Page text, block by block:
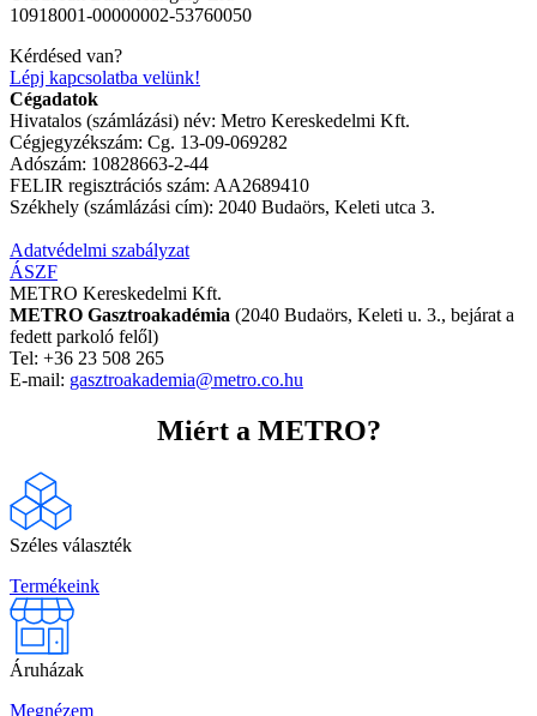
10918001-00000002-53760050
Kérdésed van?
Lépj kapcsolatba velünk!
Cégadatok
Hivatalos (számlázási) név: Metro Kereskedelmi Kft.
Cégjegyzékszám: Cg. 13-09-069282
Adószám: 10828663-2-44
FELIR regisztrációs szám: AA2689410
Székhely (számlázási cím): 2040 Budaörs, Keleti utca 3.
Adatvédelmi szabályzat
ÁSZF
METRO Kereskedelmi Kft.
METRO Gasztroakadémia (2040 Budaörs, Keleti u. 3., bejárat a
fedett parkoló felől)
Tel: +36 23 508 265
E-mail: gasztroakademia@metro.co.hu
Miért a METRO?
Széles választék
Termékeink
Áruházak
Megnézem